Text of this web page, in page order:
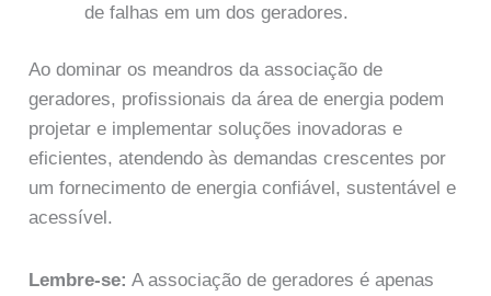
de falhas em um dos geradores.
Ao dominar os meandros da associação de
geradores, profissionais da área de energia podem
projetar e implementar soluções inovadoras e
eficientes, atendendo às demandas crescentes por
um fornecimento de energia confiável, sustentável e
acessível.
Lembre-se: A associação de geradores é apenas